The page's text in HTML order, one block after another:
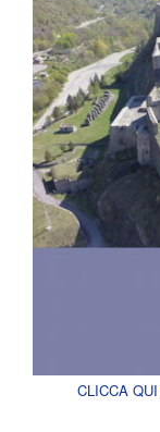
CLICCA